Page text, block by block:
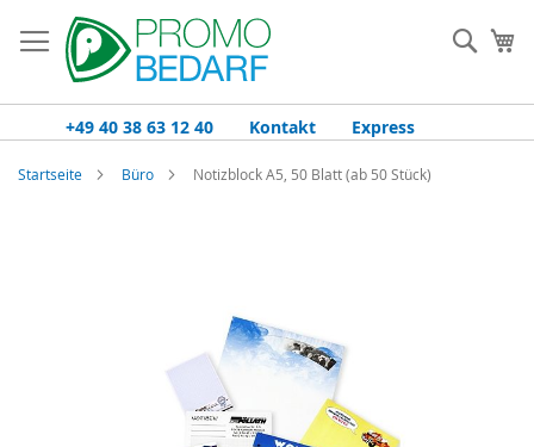
Inhalt
springen
+49 40 38 63 12 40 Kontakt Express
Startseite Büro Notizblock A5, 50 Blatt (ab 50 Stück)